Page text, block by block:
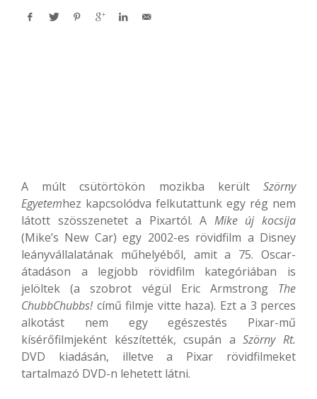
A múlt csütörtökön mozikba került Szörny
Egyetemhez kapcsolódva felkutattunk egy rég nem
látott szösszenetet a Pixartól. A Mike új kocsija
(Mike’s New Car) egy 2002-es rövidfilm a Disney
leányvállalatának műhelyéből, amit a 75. Oscar-
átadáson a legjobb rövidfilm kategóriában is
jelöltek (a szobrot végül Eric Armstrong The
ChubbChubbs!című filmje vitte haza). Ezt a 3 perces
alkotást nem egy egészestés Pixar-mű
kísérőfilmjeként készítették, csupán aSzörny Rt.
DVD kiadásán, illetve a Pixar rövidfilmeket
tartalmazó DVD-n lehetett látni.